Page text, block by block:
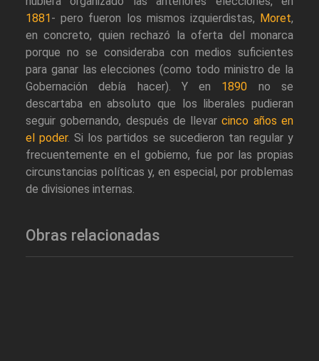
1881 - pero fueron los mismos izquierdistas, Moret,
en concreto, quien rechazó la oferta del monarca
porque no se consideraba con medios suficientes
para ganar las elecciones (como todo ministro de la
Gobernación debía hacer). Y en 1890 no se
descartaba en absoluto que los liberales pudieran
seguir gobernando, después de llevarcinco años en
el poder. Si los partidos se sucedieron tan regular y
frecuentemente en el gobierno, fue por las propias
circunstancias políticas y, en especial, por problemas
de divisiones internas.
Obras relacionadas